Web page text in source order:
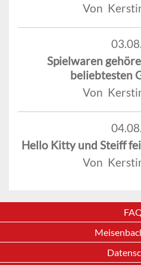
Von
Spielwaren
beliebtesten
Von
Hello Kitty und Steiff
Von